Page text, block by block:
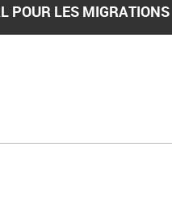
POUR LES MIGRATIONS